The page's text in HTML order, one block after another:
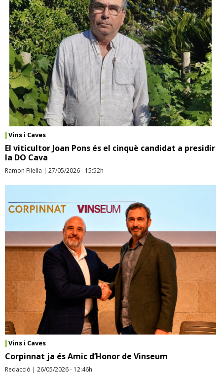
Vins i Caves
El viticultor Joan Pons és el cinquè candidat a presidir
la DO Cava
Ramon Filella | 27/05/2026 - 15:52h
Vins i Caves
Corpinnat ja és Amic d’Honor de Vinseum
Redacció | 26/05/2026 - 12:46h